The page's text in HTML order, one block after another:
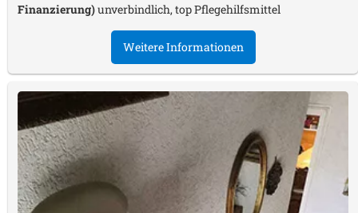
Finanzierung)unverbindlich, top Pflegehilfsmittel
Weitere Informationen